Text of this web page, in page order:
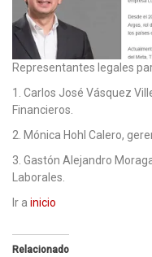
Representantes legales
1. Carlos José Vásquez
Financieros.
2. Mónica Hohl Calero,
3. Gastón Alejandro
Laborales.
Ir a inicio
Relacionado